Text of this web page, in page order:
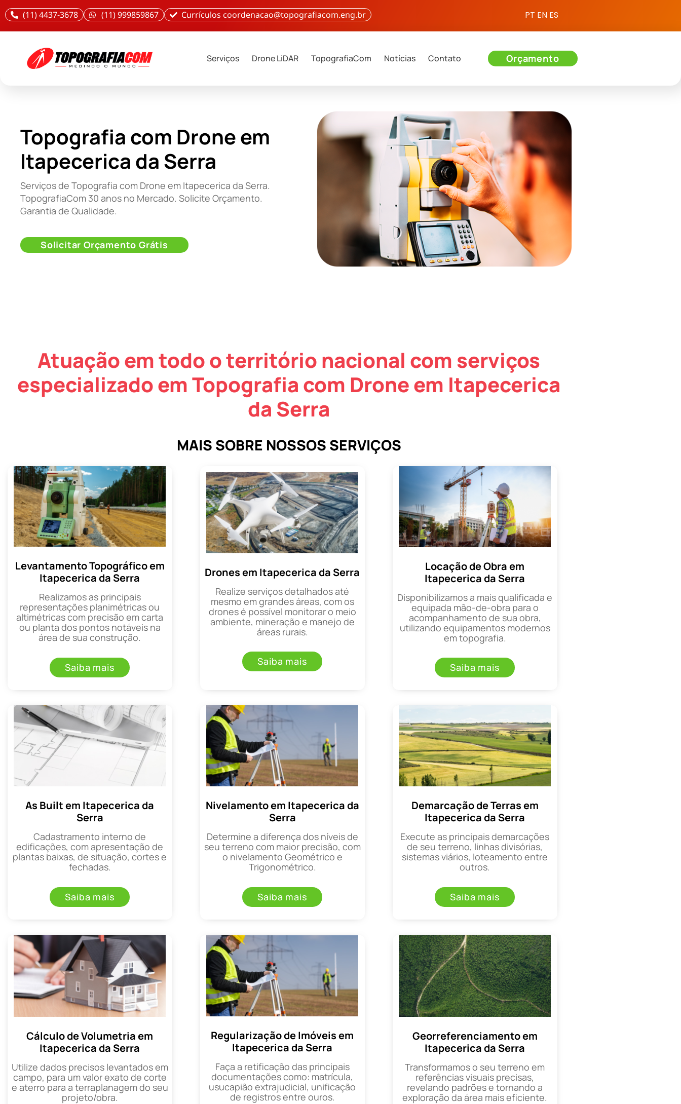
(11) 4437-3678 (11) 999859867 Currículos coordenacao@topografiacom.eng.br PT EN ES
Serviços Drone LiDAR TopografiaCom Notícias Contato Orçamento
Topografia com Drone em
Itapecerica da Serra
Serviços de Topografia com Drone em Itapecerica da Serra.
TopografiaCom 30 anos no Mercado. Solicite Orçamento.
Garantia de Qualidade.
Solicitar Orçamento Grátis
Atuação em todo o território nacional com serviços
especializado em Topografia com Drone em Itapecerica
da Serra
MAIS SOBRE NOSSOS SERVIÇOS
Levantamento Topográfico em
Itapecerica da Serra
Realizamos as principais
representações planimétricas ou
altimétricas com precisão em carta
ou planta dos pontos notáveis na
área de sua construção.
Saiba mais
Drones em Itapecerica da Serra
Realize serviços detalhados até
mesmo em grandes áreas, com os
drones é possível monitorar o meio
ambiente, mineração e manejo de
áreas rurais.
Saiba mais
Locação de Obra em
Itapecerica da Serra
Disponibilizamos a mais qualificada e
equipada mão-de-obra para o
acompanhamento de sua obra,
utilizando equipamentos modernos
em topografia.
Saiba mais
As Built em Itapecerica da
Serra
Cadastramento interno de
edificações, com apresentação de
plantas baixas, de situação, cortes e
fechadas.
Saiba mais
Nivelamento em Itapecerica da
Serra
Determine a diferença dos níveis de
seu terreno com maior precisão, com
o nivelamento Geométrico e
Trigonométrico.
Saiba mais
Demarcação de Terras em
Itapecerica da Serra
Execute as principais demarcações
de seu terreno, linhas divisórias,
sistemas viários, loteamento entre
outros.
Saiba mais
Cálculo de Volumetria em
Itapecerica da Serra
Utilize dados precisos levantados em
campo, para um valor exato de corte
e aterro para a terraplanagem do seu
projeto/obra.
Regularização de Imóveis em
Itapecerica da Serra
Faça a retificação das principais
documentações como: matrícula,
usucapião extrajudicial, unificação
de registros entre ouros.
Georreferenciamento em
Itapecerica da Serra
Transformamos o seu terreno em
referências visuais precisas,
revelando padrões e tornando a
exploração da área mais eficiente.